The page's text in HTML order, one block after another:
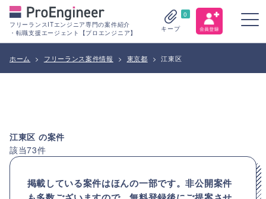
フリーランスITエンジニア専門の案件紹介
・転職支援エージェント【プロエンジニア】
0
キープ
ホーム > フリーランス案件情報 > 東京都 > 江東区
江東区 の案件
該当73件
掲載している案件はほんの一部です。非公開案件